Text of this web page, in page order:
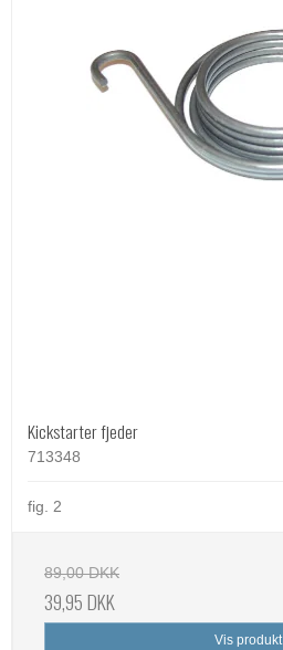
Kickstarter fjeder
713348
fig. 2
89,00 DKK
39,95 DKK
Vis produkt